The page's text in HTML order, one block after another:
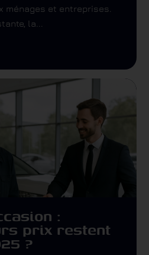
ménages et entreprises.
la...
:
prix restent
?